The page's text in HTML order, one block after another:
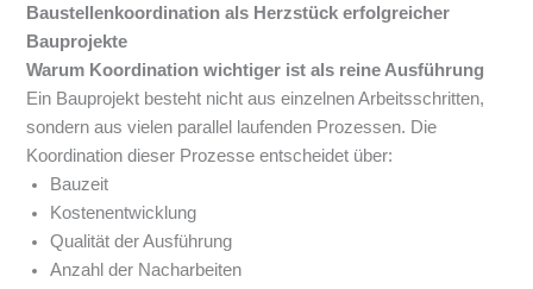
Baustellenkoordination als Herzstück erfolgreicher
Bauprojekte
Warum Koordination wichtiger ist als reine Ausführung
Ein Bauprojekt besteht nicht aus einzelnen Arbeitsschritten,
sondern aus vielen parallel laufenden Prozessen. Die
Koordination dieser Prozesse entscheidet über:
Bauzeit
Kostenentwicklung
Qualität der Ausführung
Anzahl der Nacharbeiten